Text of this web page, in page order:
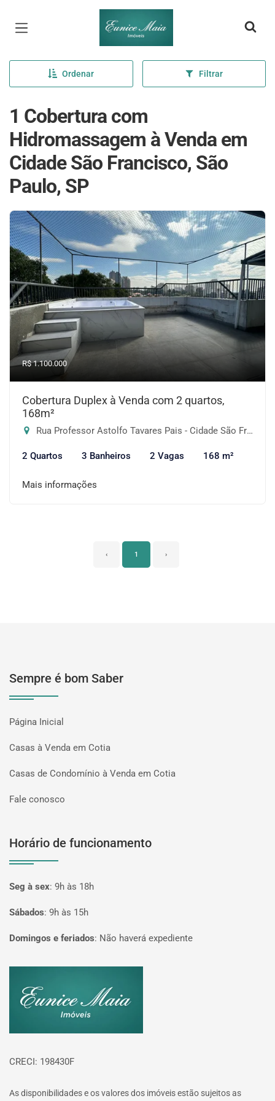
Página inicial
Ordenar Filtrar
1 Cobertura com
Hidromassagem à Venda em
Cidade São Francisco, São
Paulo, SP
R$ 1.100.000
Cobertura Duplex à Venda com 2 quartos,
168m²
Rua Professor Astolfo Tavares Pais - Cidade São Francisco, São Paulo-SP
2 Quartos 3 Banheiros 2 Vagas 168 m²
Mais informações
‹ 1 ›
Sempre é bom Saber
Página Inicial
Casas à Venda em Cotia
Casas de Condomínio à Venda em Cotia
Fale conosco
Horário de funcionamento
Seg à sex: 9h às 18h
Sábados: 9h às 15h
Domingos e feriados: Não haverá expediente
CRECI: 198430F
As disponibilidades e os valores dos imóveis estão sujeitos as